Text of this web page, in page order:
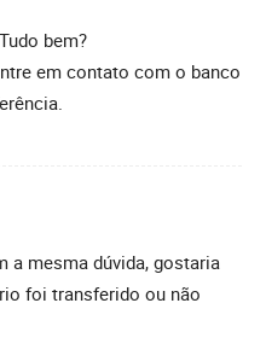
bem?
em contato com o banco
a mesma dúvida, gostaria
foi transferido ou não